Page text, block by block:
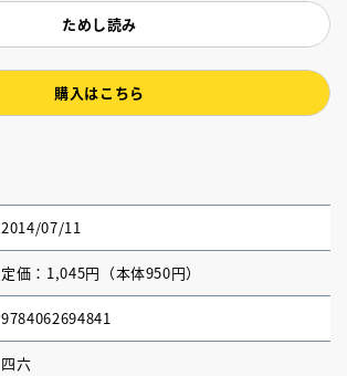
ためし読み
購入はこちら
2014/07/11
定価：1,045円（本体950円）
9784062694841
四六